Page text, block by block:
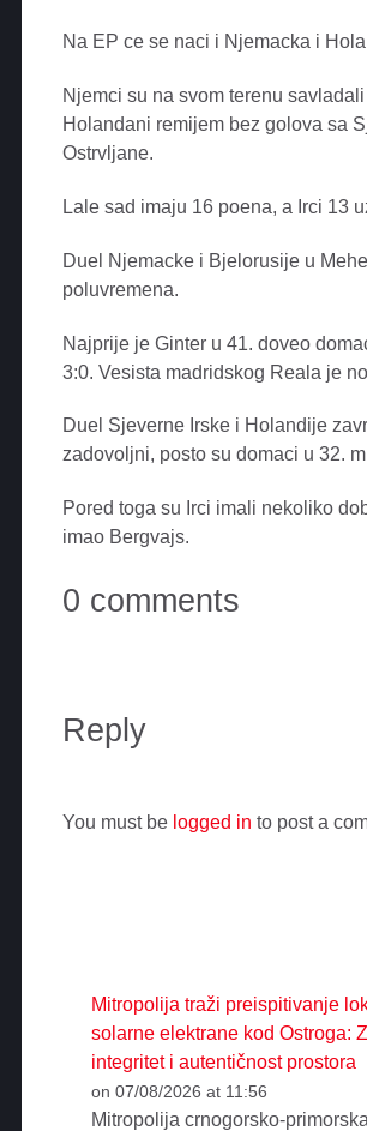
Na EP ce se naci i Njemacka i
Njemci su na svom terenu
Holandani remijem bez golova sa
Ostrvljane.
Lale sad imaju 16 poena, a Irci 13
Duel Njemacke i Bjelorusije u
poluvremena.
Najprije je Ginter u 41. doveo
3:0. Vesista madridskog Reala je
Duel Sjeverne Irske i Holandije
zadovoljni, posto su domaci u 32.
Pored toga su Irci imali nekoliko
imao Bergvajs.
0 comments
Reply
You must be logged in to post a
Mitropolija traži preispitivanje
solarne elektrane kod Ostroga:
integritet i autentičnost prostora
on 07/08/2026 at 11:56
Mitropolija crnogorsko-